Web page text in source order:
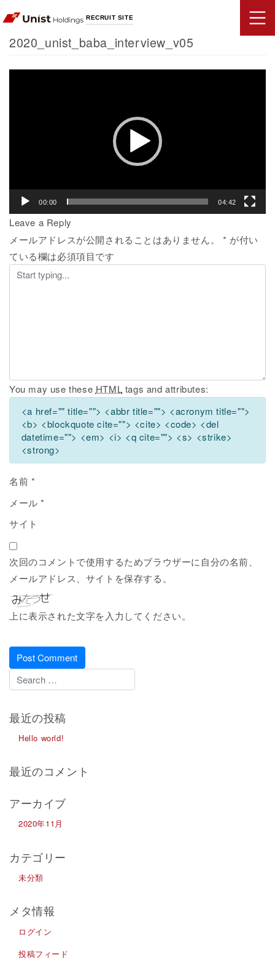
RECRUIT SITE
2020_unist_baba_interview_v05
00:00 04:42
Leave a Reply
メールアドレスが公開されることはありません。
* が付い
ている欄は必須項目です
You may use these HTML tags and attributes:
<a href="" title=""> <abbr title=""> <acronym title="">
<b> <blockquote cite=""> <cite> <code> <del
datetime=""> <em> <i> <q cite=""> <s> <strike>
<strong>
名前 *
メール*
サイト
次回のコメントで使用するためブラウザーに自分の名前、
メールアドレス、サイトを保存する。
上に表示された文字を入力してください。
最近の投稿
Hello world!
最近のコメント
アーカイブ
2020年11月
カテゴリー
未分類
メタ情報
ログイン
投稿フィード